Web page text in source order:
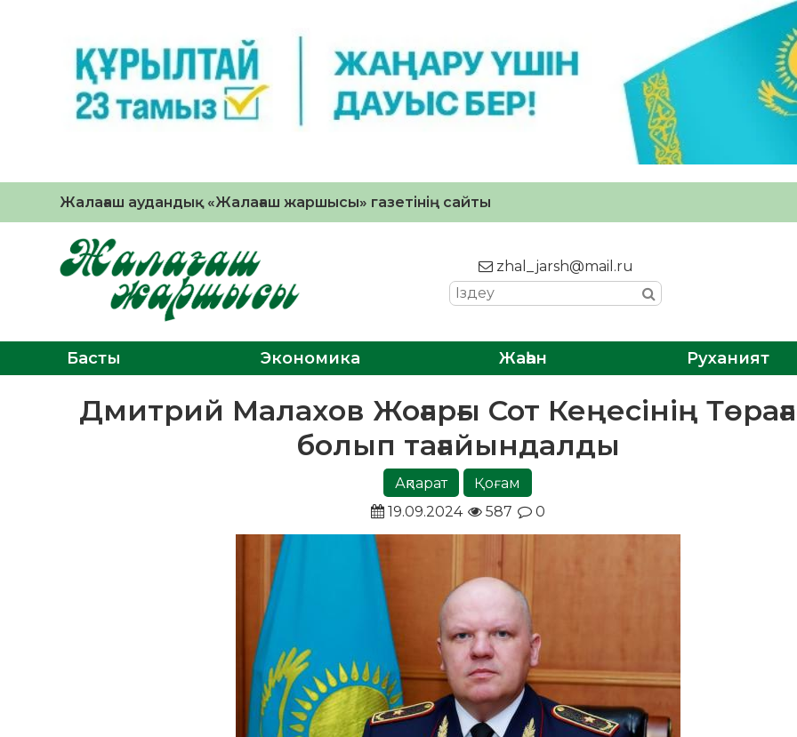
Жалағаш аудандық «Жалағаш жаршысы» газетінің сайты
zhal_jarsh@mail.ru
Басты Экономика Жаһан Руханият
Дмитрий Малахов Жоғарғы Сот Кеңесінің
болып тағайындалды
Ақпарат
Қоғам
19.09.2024
587 0